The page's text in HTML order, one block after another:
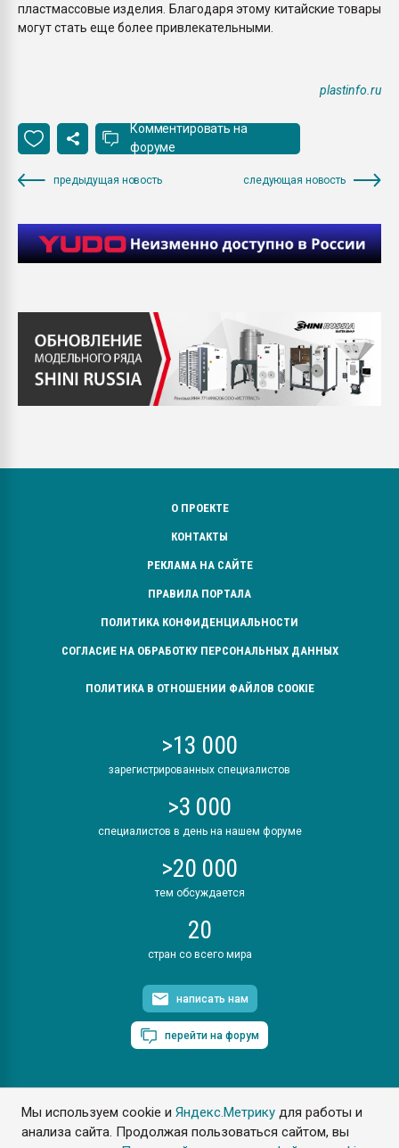
Мы используем cookie иЯндекс.Метрику для работы и
анализа сайта. Продолжая пользоваться сайтом, вы
пластмассовые изделия. Благодаря этому китайские товары
могут стать еще более привлекательными.
plastinfo.ru
Комментировать на
форуме
предыдущая новость следующая новость
О ПРОЕКТЕ
КОНТАКТЫ
РЕКЛАМА НА САЙТЕ
ПРАВИЛА ПОРТАЛА
ПОЛИТИКА КОНФИДЕНЦИАЛЬНОСТИ
СОГЛАСИЕ НА ОБРАБОТКУ ПЕРСОНАЛЬНЫХ ДАННЫХ
ПОЛИТИКА В ОТНОШЕНИИ ФАЙЛОВ COOKIE
>13 000
зарегистрированных специалистов
>3 000
специалистов в день на нашем форуме
>20 000
тем обсуждается
20
стран со всего мира
написать нам
перейти на форум
ПластЭксперт © 2006. Все права защищены
Разрешается копирование материалов сайта с обязательной